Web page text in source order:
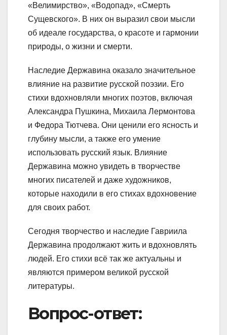
«Велимирство», «Водопад», «Смерть
Сущевского». В них он выразил свои мысли
об идеале государства, о красоте и гармонии
природы, о жизни и смерти.
Наследие Державина оказало значительное
влияние на развитие русской поэзии. Его
стихи вдохновляли многих поэтов, включая
Александра Пушкина, Михаила Лермонтова
и Федора Тютчева. Они ценили его ясность и
глубину мысли, а также его умение
использовать русский язык. Влияние
Державина можно увидеть в творчестве
многих писателей и даже художников,
которые находили в его стихах вдохновение
для своих работ.
Сегодня творчество и наследие Гавриила
Державина продолжают жить и вдохновлять
людей. Его стихи всё так же актуальны и
являются примером великой русской
литературы.
Вопрос-ответ: